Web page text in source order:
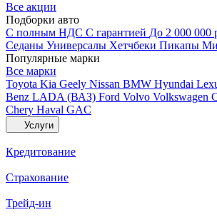
Все акции
Подборки авто
С полным НДС С гарантией До 2 000 000
Седаны Универсалы Хетчбеки Пикапы
Популярные марки
Все марки
Toyota Kia Geely Nissan BMW Hyundai
Benz LADA (ВАЗ) Ford Volvo Volkswagen
Chery Haval GAC
Услуги
Кредитование
Страхование
Трейд-ин